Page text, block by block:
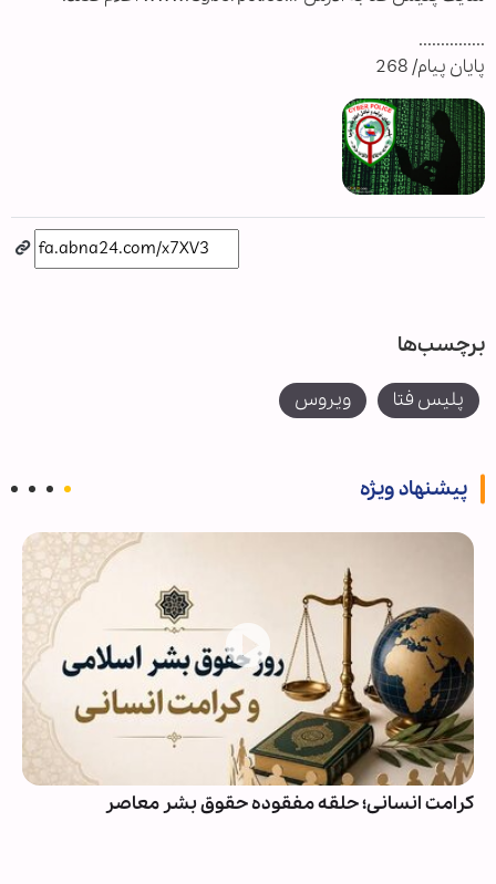
...............
پایان پیام/ 268
برچسب‌ها
پلیس فتا ویروس
پیشنهاد ویژه
کرامت انسانی؛ حلقه مفقوده حقوق بشر معاصر